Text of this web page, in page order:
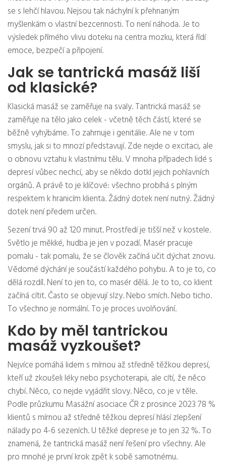
se s lehčí hlavou. Nejsou tak náchylní k přehnaným
myšlenkám o vlastní bezcennosti. To není náhoda. Je to
výsledek přímého vlivu doteku na centra mozku, která řídí
emoce, bezpečí a připojení.
Jak se tantrická masáž liší
od klasické?
Klasická masáž se zaměřuje na svaly. Tantrická masáž se
zaměřuje na tělo jako celek - včetně těch částí, které se
běžně vyhýbáme. To zahrnuje i genitálie. Ale ne v tom
smyslu, jak si to mnozí představují. Zde nejde o excitaci, ale
o obnovu vztahu k vlastnímu tělu. V mnoha případech lidé s
depresí vůbec nechcí, aby se někdo dotkl jejich pohlavních
orgánů. A právě to je klíčové: všechno probíhá s plným
respektem k hranicím klienta. Žádný dotek není nutný. Žádný
dotek není předem určen.
Sezení trvá 90 až 120 minut. Prostředí je tišší než v kostele.
Světlo je měkké, hudba je jen v pozadí. Masér pracuje
pomalu - tak pomalu, že se člověk začíná učit dýchat znovu.
Vědomé dýchání je součástí každého pohybu. A to je to, co
dělá rozdíl. Není to jen to, co masér dělá. Je to to, co klient
začíná cítit. Často se objevují slzy. Nebo smích. Nebo ticho.
To všechno je normální. To je proces uvolňování.
Kdo by měl tantrickou
masáž vyzkoušet?
Nejvíce pomáhá lidem s mírnou až středně těžkou depresí,
kteří už zkoušeli léky nebo psychoterapii, ale cítí, že něco
chybí. Něco, co nejde vyjádřit slovy. Něco, co je v těle.
Podle průzkumu Masážní asociace ČR z prosince 2023 78 %
klientů s mírnou až středně těžkou depresí hlásí zlepšení
nálady po 4-6 sezeních. U těžké deprese je to jen 32 %. To
znamená, že tantrická masáž není řešení pro všechny. Ale
pro mnohé je první krok zpět k sobě samotnému.